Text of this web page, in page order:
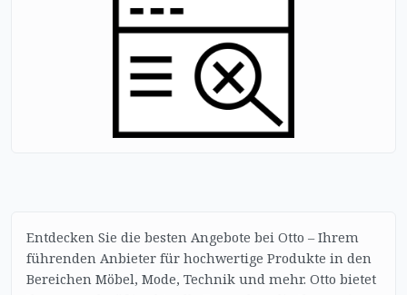
Entdecken Sie die besten Angebote bei Otto – Ihrem
führenden Anbieter für hochwertige Produkte in den
Bereichen Möbel, Mode, Technik und mehr. Otto bietet